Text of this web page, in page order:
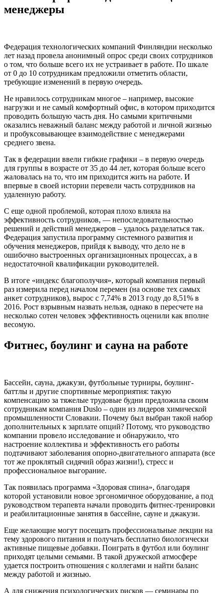
менеджеры
Федерация технологических компаний Финляндии несколько
лет назад провела анонимный опрос среди своих сотрудников
о том, что больше всего их не устраивает в работе. По шкале
от 0 до 10 сотрудникам предложили отметить области,
требующие изменений в первую очередь.
Не нравилось сотрудникам многое – например, высокие
нагрузки и не самый комфортный офис, в котором приходится
проводить большую часть дня. Но самыми критичными
оказались неважный баланс между работой и личной жизнью
и пробуксовывающее взаимодействие с менеджерами
среднего звена.
Так в федерации ввели гибкие графики – в первую очередь
для группы в возрасте от 35 до 44 лет, которая больше всего
жаловалась на то, что им приходится жить на работе. И
впервые в своей истории перевели часть сотрудников на
удаленную работу.
С еще одной проблемой, которая плохо влияла на
эффективность сотрудников, — непоследовательностью
решений и действий менеджеров – удалось разделаться так.
Федерация запустила программу системного развития и
обучения менеджеров, прийдя к выводу, что дело не в
ошибочно выстроенных организационных процессах, а в
недостаточной квалификации руководителей.
В итоге «индекс благополучия», который компания первый
раз измерила перед началом перемен (на основе тех самых
анкет сотрудников), вырос с 7,74% в 2013 году до 8,51% в
2016. Рост взрывным назвать нельзя, однако в пересчете на
несколько сотен человек эффективность оценили как вполне
весомую.
Фитнес, боулинг и сауна на работе
Бассейн, сауна, джакузи, футбольные турниры, боулинг-
баттлы и другие спортивные мероприятия: такую
компенсацию за тяжелые трудовые будни предложила своим
сотрудникам компания Duslo – один из лидеров химической
промышленности Словакии. Почему был выбран такой набор
дополнительных к зарплате опций? Потому, что руководство
компании провело исследование и обнаружило, что
настроение коллектива и эффективность его работы
подтачивают заболевания опорно-двигательного аппарата (все
тот же проклятый сидячий образ жизни!), стресс и
профессиональное выгорание.
Так появилась программа «Здоровая спина», благодаря
которой установили новое эргономичное оборудование, а под
руководством терапевта начали проводить фитнес-тренировки
и реабилитационные занятия в бассейне, сауне и джакузи.
Еще желающие могут посещать профессиональные лекции на
тему здорового питания и получать бесплатно биологически
активные пищевые добавки. Поиграть в футбол или боулинг
приходят целыми семьями. В такой дружеской атмосфере
удается построить отношения с коллегами и найти баланс
между работой и жизнью.
А для снижения психологических рисков — семинары по